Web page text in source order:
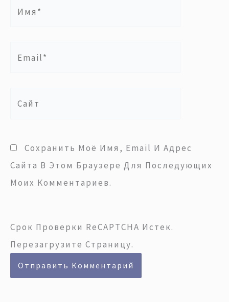
Сохранить Моё Имя, Email И Адрес
Сайта В Этом Браузере Для Последующих
Моих Комментариев.
Срок Проверки ReCAPTCHA Истек.
Перезагрузите Страницу.